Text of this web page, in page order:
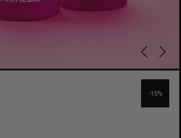
-15%